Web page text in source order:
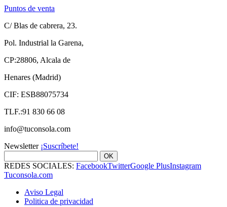
Puntos de venta
C/ Blas de cabrera, 23.
Pol. Industrial la Garena,
CP:28806, Alcala de
Henares (Madrid)
CIF: ESB88075734
TLF.:91 830 66 08
info@tuconsola.com
Newsletter ¡Suscríbete!
OK
REDES SOCIALES: FacebookTwitterGoogle PlusInstagram
Tuconsola.com
Aviso Legal
Politica de privacidad